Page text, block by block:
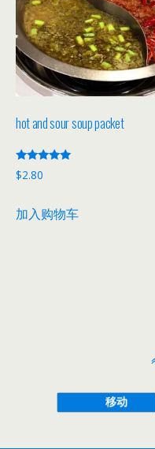
hot and sour soup packet
评分
5.00
$2.80
加入购物车
移动